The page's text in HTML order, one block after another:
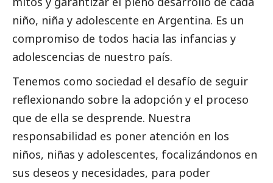
niño, niña y adolescente en Argentina. Es un
compromiso de todos hacia las infancias y
adolescencias de nuestro país.
Tenemos como sociedad el desafío de seguir
reflexionando sobre la adopción y el proceso
que de ella se desprende. Nuestra
responsabilidad es poner atención en los
niños, niñas y adolescentes, focalizándonos en
sus deseos y necesidades, para poder